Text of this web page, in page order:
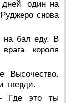
один на
снова
на бал еду. В
короля
Высочество,
тверди.
Где это ты